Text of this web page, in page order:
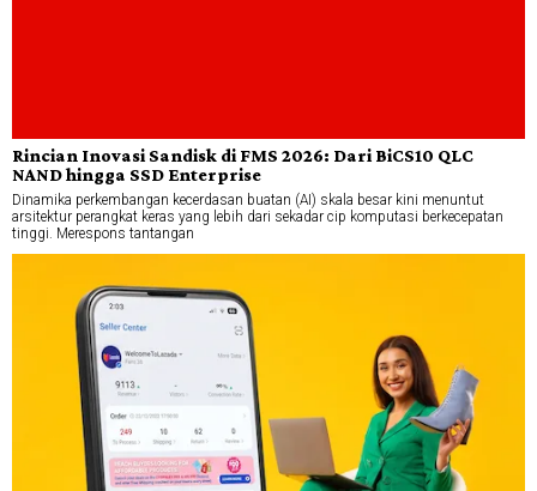
Rincian Inovasi Sandisk di FMS 2026: Dari BiCS10 QLC
NAND hingga SSD Enterprise
Dinamika perkembangan kecerdasan buatan (AI) skala besar kini menuntut
arsitektur perangkat keras yang lebih dari sekadar cip komputasi berkecepatan
tinggi. Merespons tantangan